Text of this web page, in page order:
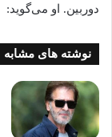
دوربین. او می‌گوید:
نوشته های مشابه